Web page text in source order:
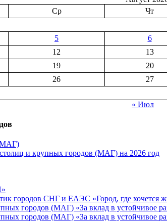
Ср Чт
5 6
12 13
19 20
26 27
« Июл
и крупных городов (МАГ) на 2026 год
городов СНГ и ЕАЭС «Город, где хочется
городов (МАГ) «За вклад в устойчивое
городов (МАГ) «За вклад в устойчивое